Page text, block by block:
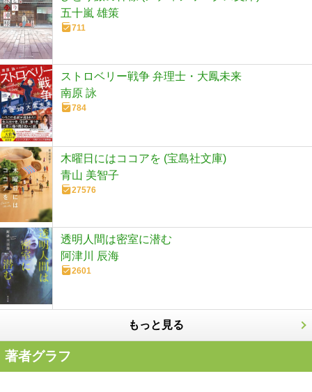
五十嵐 雄策
711
ストロベリー戦争 弁理士・大鳳未来
南原 詠
784
木曜日にはココアを (宝島社文庫)
青山 美智子
27576
透明人間は密室に潜む
阿津川 辰海
2601
もっと見る
著者グラフ